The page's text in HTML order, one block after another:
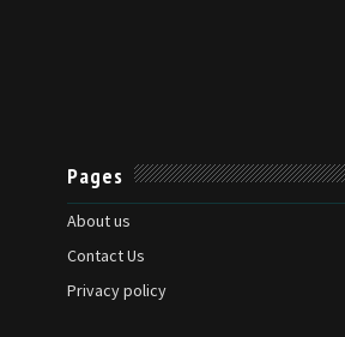
Pages
About us
Contact Us
Privacy policy